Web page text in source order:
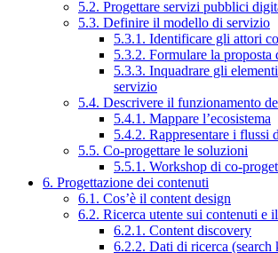
5.2. Progettare servizi pubblici
5.3. Definire il modello di servizio
5.3.1. Identificare gli attori
5.3.2. Formulare la proposta
5.3.3. Inquadrare gli
servizio
5.4. Descrivere il funzionamento
5.4.1. Mappare l’ecosistema
5.4.2. Rappresentare i flussi
5.5. Co-progettare le soluzioni
5.5.1. Workshop di co-
6. Progettazione dei contenuti
6.1. Cos’è il content design
6.2. Ricerca utente sui contenuti e
6.2.1. Content discovery
6.2.2. Dati di ricerca (search